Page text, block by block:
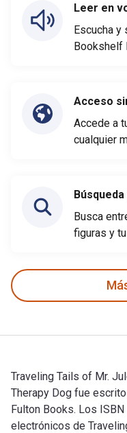
Leer en
Escucha y
Bookshelf
Acceso
Accede a
cualquier
Busca
figuras y
Traveling Tails of Mr.
Therapy Dog fue
Fulton Books. Los
electrónicos de